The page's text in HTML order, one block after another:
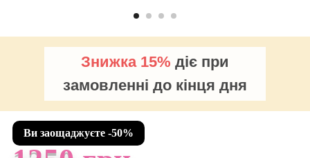
Знижка 15% діє при
замовленні до кінця дня
Ви заощаджуєте -50%